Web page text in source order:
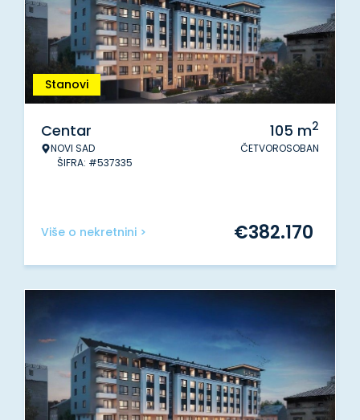
Stanovi
Centar
NOVI SAD
ŠIFRA: #537335
105 m2
ČETVOROSOBAN
Više o nekretnini > €382.170